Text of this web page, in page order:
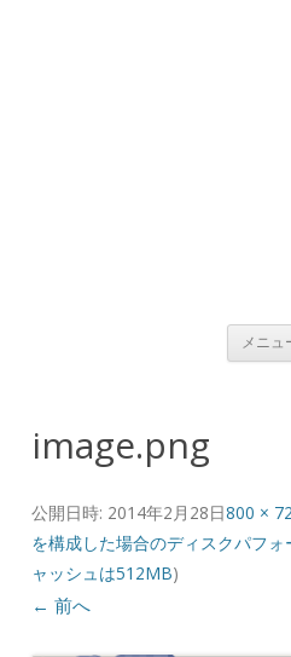
メニュ
image.png
公開日時: 2014年2月28日800 ×
を構成した場合のディスクパフ
ャッシュは512MB)
← 前へ